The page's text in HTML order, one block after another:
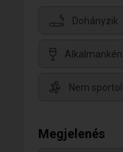
Dohányzik
Nem sportol
Megjelenés